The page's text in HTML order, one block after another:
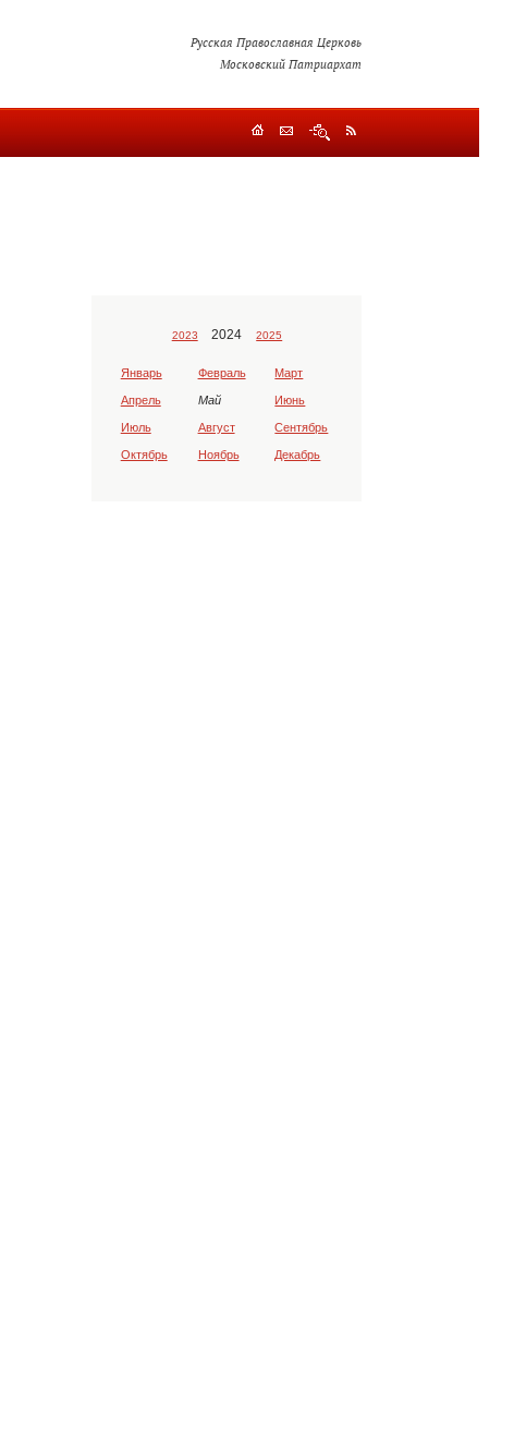
Русская Православная Церковь
Московский Патриархат
2023 2024 2025
Январь Февраль Март
Апрель Май Июнь
Июль Август Сентябрь
Октябрь Ноябрь Декабрь